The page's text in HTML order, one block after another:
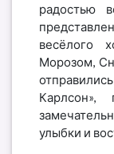
радостью
весёлого
Морозом,
Карлсон»,
улыбки и